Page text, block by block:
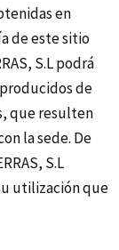
en
de este sitio
S.L podrá
de
que resulten
la sede. De
S.L
utilización que